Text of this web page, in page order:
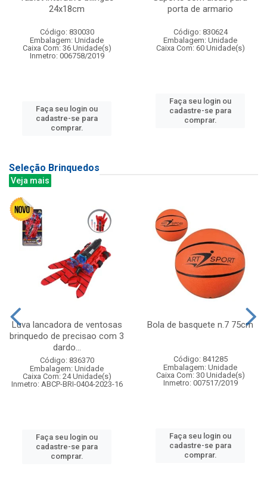
24x18cm
Código: 830030
Embalagem: Unidade
Caixa Com: 36 Unidade(s)
Inmetro: 006758/2019
Faça seu login ou
cadastre-se para
comprar.
porta de armario
Código: 830624
Embalagem: Unidade
Caixa Com: 60 Unidade(s)
Faça seu login ou
cadastre-se para
comprar.
Seleção Brinquedos
Veja mais
Luva lancadora de ventosas
brinquedo de precisao com 3
dardo...
Código: 836370
Embalagem: Unidade
Caixa Com: 24 Unidade(s)
Inmetro: ABCP-BRI-0404-2023-16
Faça seu login ou
cadastre-se para
comprar.
Bola de basquete n.7 75cm
Código: 841285
Embalagem: Unidade
Caixa Com: 30 Unidade(s)
Inmetro: 007517/2019
Faça seu login ou
cadastre-se para
comprar.